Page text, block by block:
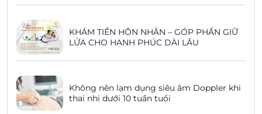
KHÁM TIỀN HÔN NHÂN – GÓP PHẦN GIỮ
LỬA CHO HẠNH PHÚC DÀI LÂU
Không nên lạm dụng siêu âm Doppler khi
thai nhi dưới 10 tuần tuổi